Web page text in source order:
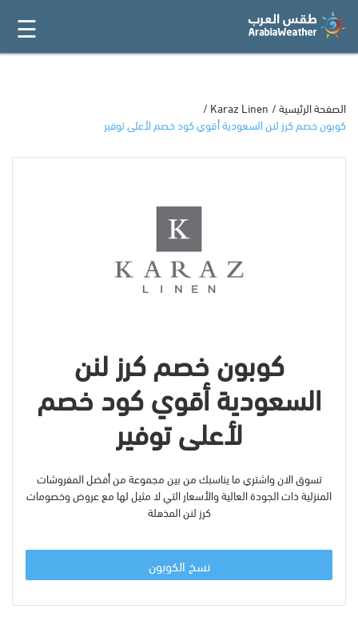
القائمة
أفضل 20
☰
الصفحة الرئيسية
Karaz Linen
كوبون خصم كرز لنن السعودية أقوي كود خصم لأعلى توفير
كوبون خصم كرز لنن
السعودية أقوي كود خصم
لأعلى توفير
تسوق الان واشتري ما يناسبك من بين مجموعة من أفضل المفروشات
المنزلية ذات الجودة العالية والأسعار التي لا مثيل لها مع عروض وخصومات
كرز لنن المذهلة
نسخ الكوبون